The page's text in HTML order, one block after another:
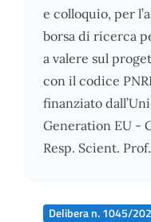
e colloquio, per
borsa di ricerca
a valere sul
con il codice
finanziato
Generation EU -
Resp. Scient.
Delibera n. 1045/